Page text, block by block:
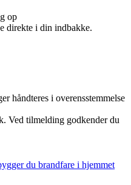
op
direkte i din indbakke.
håndteres i overensstemmelse
Ved tilmelding godkender du
du brandfare i hjemmet